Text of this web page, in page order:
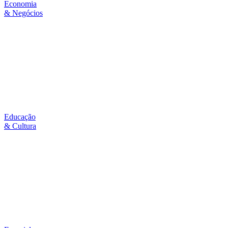
Economia
& Negócios
Educação
& Cultura